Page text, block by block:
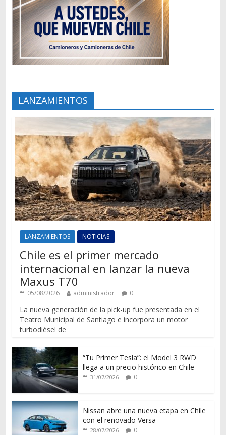
LANZAMIENTOS
LANZAMIENTOS NOTICIAS
Chile es el primer mercado
internacional en lanzar la nueva
Maxus T70
05/08/2026 administrador 0
La nueva generación de la pick-up fue presentada en el
Teatro Municipal de Santiago e incorpora un motor
turbodiésel de
“Tu Primer Tesla”: el Model 3 RWD
llega a un precio histórico en Chile
31/07/2026 0
Nissan abre una nueva etapa en Chile
con el renovado Versa
28/07/2026 0